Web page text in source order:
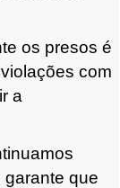
os presos é
com
a
garante que